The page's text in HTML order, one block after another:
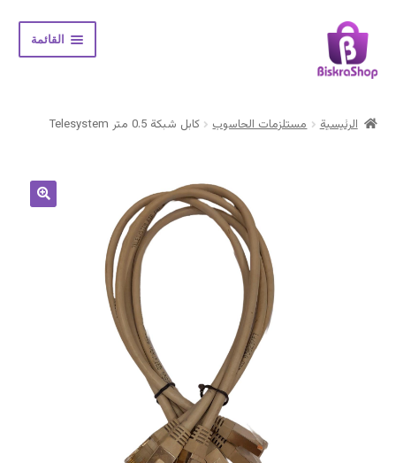
Skip
to
navigation
Skip
to
content
القائمة
menu
الرئيسية مستلزمات الحاسوب كابل شبكة 0.5 متر Telesystem